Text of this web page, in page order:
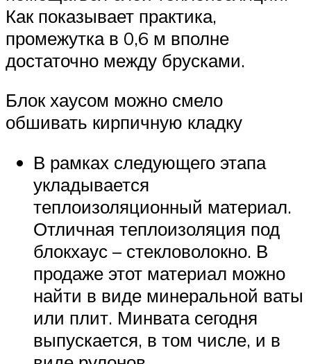
Как показывает практика,
промежутка в 0,6 м вполне
достаточно между брусками.
Блок хаусом можно смело
обшивать кирпичную кладку
В рамках следующего этапа
укладывается
теплоизоляционный материал.
Отличная теплоизоляция под
блокхаус – стекловолокно. В
продаже этот материал можно
найти в виде минеральной ваты
или плит. Минвата сегодня
выпускается, в том числе, и в